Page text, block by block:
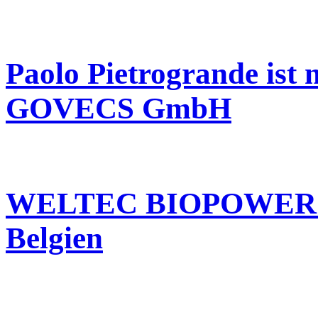
Paolo Pietrogrande ist
GOVECS GmbH
WELTEC
Belgien